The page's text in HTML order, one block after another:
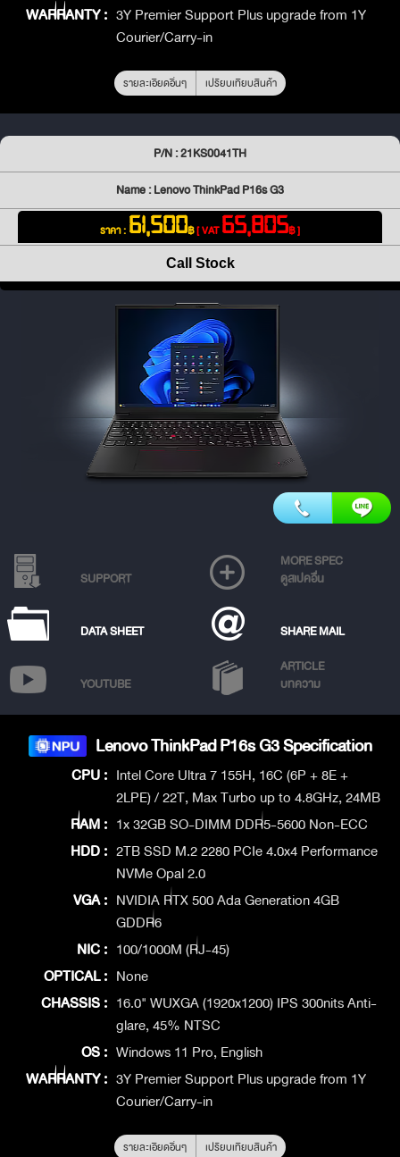
WARRANTY : 3Y Premier Support Plus upgrade from 1Y
Courier/Carry-in
รายละเอียดอื่นๆ เปรียบเทียบสินค้า
P/N : 21KS0041TH
Name : Lenovo ThinkPad P16s G3
ราคา : 61,500฿[ VAT65,805฿ ]
Call Stock
SUPPORT
MORE SPEC
ดูสเปคอื่น
DATA SHEET SHARE MAIL
YOUTUBE
ARTICLE
บทความ
Lenovo ThinkPad P16s G3 Specification
CPU : Intel Core Ultra 7 155H, 16C (6P + 8E +
2LPE) / 22T, Max Turbo up to 4.8GHz, 24MB
RAM : 1x 32GB SO-DIMM DDR5-5600 Non-ECC
HDD : 2TB SSD M.2 2280 PCIe 4.0x4 Performance
NVMe Opal 2.0
VGA : NVIDIA RTX 500 Ada Generation 4GB
GDDR6
NIC : 100/1000M (RJ-45)
OPTICAL : None
CHASSIS : 16.0" WUXGA (1920x1200) IPS 300nits Anti-
glare, 45% NTSC
OS : Windows 11 Pro, English
WARRANTY : 3Y Premier Support Plus upgrade from 1Y
Courier/Carry-in
รายละเอียดอื่นๆ เปรียบเทียบสินค้า